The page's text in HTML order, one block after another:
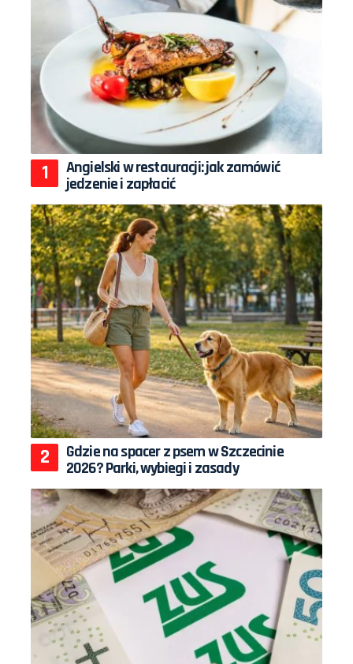
Angielski w restauracji: jak zamówić
jedzenie i zapłacić
Gdzie na spacer z psem w Szczecinie
2026? Parki, wybiegi i zasady